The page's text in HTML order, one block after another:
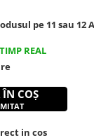
pe 11 sau 12
REAL
COȘ
in cos